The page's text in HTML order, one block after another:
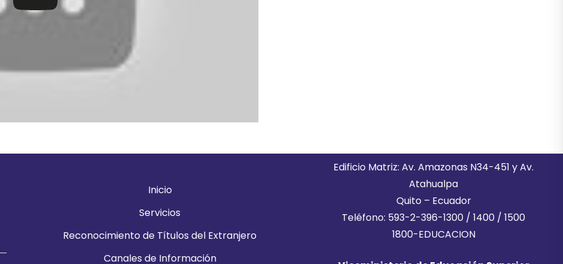
Inicio
Servicios
Reconocimiento de Títulos del Extranjero
Canales de Información
Edificio Matriz: Av. Amazonas N34-451 y Av.
Atahualpa
Quito – Ecuador
Teléfono: 593-2-396-1300 / 1400 / 1500
1800-EDUCACION